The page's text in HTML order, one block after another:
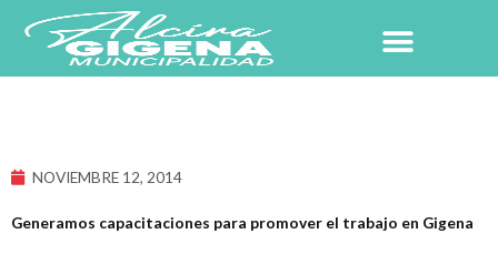
contenido
NOVIEMBRE 12, 2014
Generamos capacitaciones para promover el trabajo en Gigena